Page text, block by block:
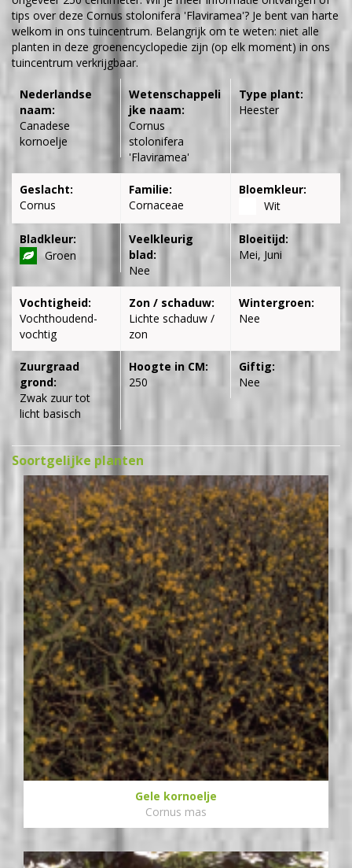
tips over deze Cornus stolonifera 'Flaviramea'? Je bent van harte
welkom in ons tuincentrum. Belangrijk om te weten: niet alle
planten in deze groenencyclopedie zijn (op elk moment) in ons
tuincentrum verkrijgbaar.
Nederlandse
naam:
Canadese
kornoelje
Wetenschappeli
jke naam:
Cornus
stolonifera
'Flaviramea'
Type plant:
Heester
Geslacht:
Cornus
Familie:
Cornaceae
Bloemkleur:
Wit
Bladkleur:
Groen
Veelkleurig
blad:
Nee
Bloeitijd:
Mei, Juni
Vochtigheid:
Vochthoudend-
vochtig
Zon / schaduw:
Lichte schaduw /
zon
Wintergroen:
Nee
Zuurgraad
grond:
Zwak zuur tot
licht basisch
Hoogte in CM:
250
Giftig:
Nee
Soortgelijke planten
Gele kornoelje
Cornus mas